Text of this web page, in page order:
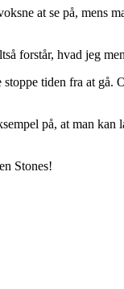
at se på, mens
forstår, hvad jeg
tiden fra at gå.
på, at man
Stones!